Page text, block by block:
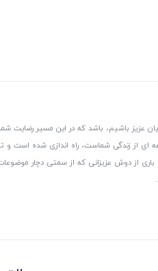
عزیز باشیم، باشد که در این مسیر رضایت
ای از زندگی شماست، راه اندازی شده است
از دوش عزیزانی که از سمتی دچار